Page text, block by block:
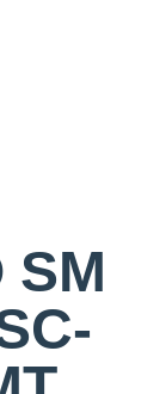
SM